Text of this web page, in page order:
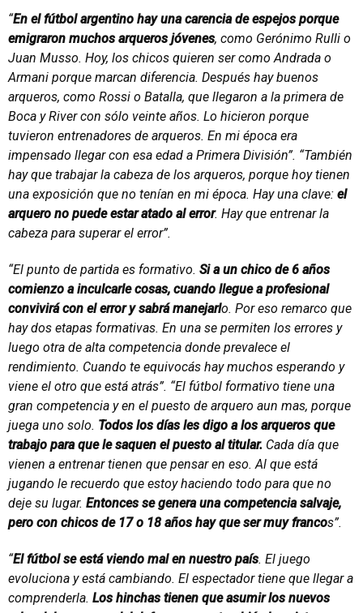
“En el fútbol argentino hay una carencia de espejos porque
emigraron muchos arqueros jóvenes, como Gerónimo Rulli o
Juan Musso. Hoy, los chicos quieren ser como Andrada o
Armani porque marcan diferencia. Después hay buenos
arqueros, como Rossi o Batalla, que llegaron a la primera de
Boca y River con sólo veinte años. Lo hicieron porque
tuvieron entrenadores de arqueros. En mi época era
impensado llegar con esa edad a Primera División”. “También
hay que trabajar la cabeza de los arqueros, porque hoy tienen
una exposición que no tenían en mi época. Hay una clave: el
arquero no puede estar atado al error. Hay que entrenar la
cabeza para superar el error”.
“El punto de partida es formativo. Si a un chico de 6 años
comienzo a inculcarle cosas, cuando llegue a profesional
convivirá con el error y sabrá manejarlo. Por eso remarco que
hay dos etapas formativas. En una se permiten los errores y
luego otra de alta competencia donde prevalece el
rendimiento. Cuando te equivocás hay muchos esperando y
viene el otro que está atrás”. “El fútbol formativo tiene una
gran competencia y en el puesto de arquero aun mas, porque
juega uno solo. Todos los días les digo a los arqueros que
trabajo para que le saquen el puesto al titular. Cada día que
vienen a entrenar tienen que pensar en eso. Al que está
jugando le recuerdo que estoy haciendo todo para que no
deje su lugar. Entonces se genera una competencia salvaje,
pero con chicos de 17 o 18 años hay que ser muy francos”.
“El fútbol se está viendo mal en nuestro país. El juego
evoluciona y está cambiando. El espectador tiene que llegar a
comprenderla. Los hinchas tienen que asumir los nuevos